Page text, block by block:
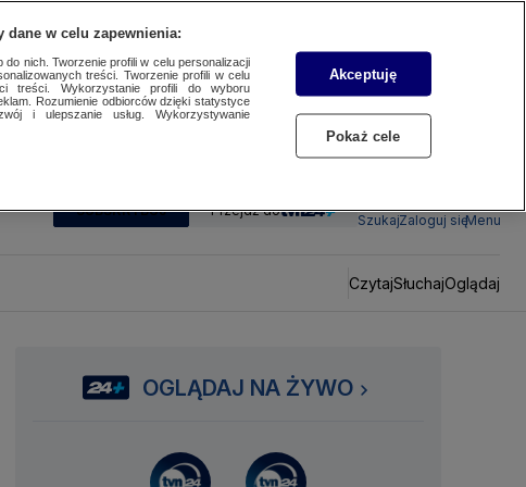
SUBSKRYBUJ Przejdź do
SzukajZaloguj sięMenu
CzytajSłuchajOglądaj
OGLĄDAJ NA ŻYWO
dane w celu zapewnienia:
nich. Tworzenie profili w celu personalizacji
treści. Tworzenie profili w celu
treści. Wykorzystanie profili do wyboru
Rozumienie odbiorców dzięki statystyce
i ulepszanie usług. Wykorzystywanie
Akceptuję
Pokaż cele